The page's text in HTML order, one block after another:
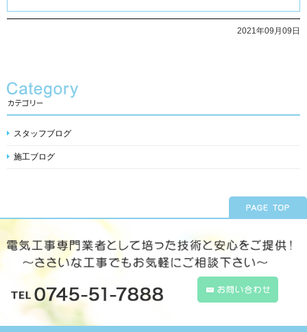
2021年09月09日
スタッフブログ
施工ブログ